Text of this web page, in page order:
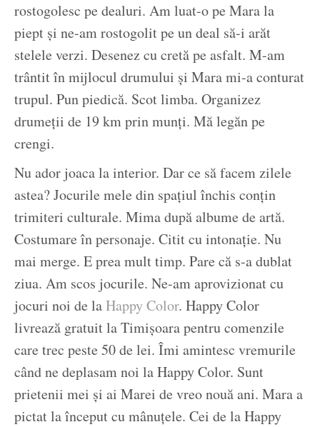
rostogolesc pe dealuri. Am luat-o pe Mara la
piept și ne-am rostogolit pe un deal să-i arăt
stelele verzi. Desenez cu cretă pe asfalt. M-am
trântit în mijlocul drumului și Mara mi-a conturat
trupul. Pun piedică. Scot limba. Organizez
drumeții de 19 km prin munți. Mă legăn pe
crengi.
Nu ador joaca la interior. Dar ce să facem zilele
astea? Jocurile mele din spațiul închis conțin
trimiteri culturale. Mima după albume de artă.
Costumare în personaje. Citit cu intonație. Nu
mai merge. E prea mult timp. Pare că s-a dublat
ziua. Am scos jocurile. Ne-am aprovizionat cu
jocuri noi de laHappy Color. Happy Color
livrează gratuit la Timișoara pentru comenzile
care trec peste 50 de lei. Îmi amintesc vremurile
când ne deplasam noi la Happy Color. Sunt
prietenii mei și ai Marei de vreo nouă ani. Mara a
pictat la început cu mânuțele. Cei de la Happy